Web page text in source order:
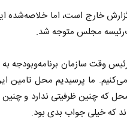
گزارش خارج است، اما خلاصه‌شده
مجلس متوجه شد.
وقت سازمان برنامه‌وبودجه به
ما پرسیدیم محل تامین
و تبصره ۲. گفتیم این محل که چنین ظرفیتی ندارد
که خیلی جواب بدی بود.